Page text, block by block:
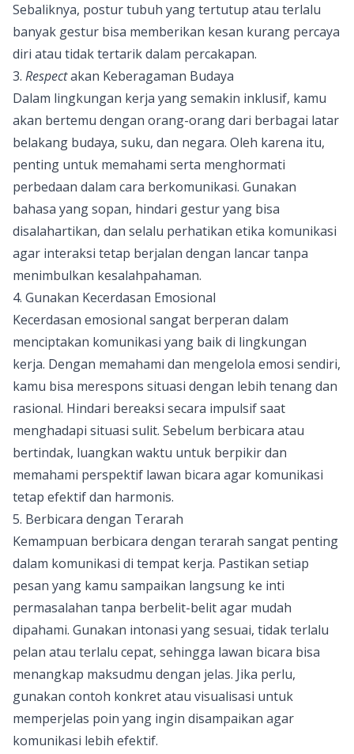
Sebaliknya, postur tubuh yang tertutup atau terlalu
banyak gestur bisa memberikan kesan kurang percaya
diri atau tidak tertarik dalam percakapan.
3. Respectakan Keberagaman Budaya
Dalam lingkungan kerja yang semakin inklusif, kamu
akan bertemu dengan orang-orang dari berbagai latar
belakang budaya, suku, dan negara. Oleh karena itu,
penting untuk memahami serta menghormati
perbedaan dalam cara berkomunikasi. Gunakan
bahasa yang sopan, hindari gestur yang bisa
disalahartikan, dan selalu perhatikan etika komunikasi
agar interaksi tetap berjalan dengan lancar tanpa
menimbulkan kesalahpahaman.
4. Gunakan Kecerdasan Emosional
Kecerdasan emosional sangat berperan dalam
menciptakan komunikasi yang baik di lingkungan
kerja. Dengan memahami dan mengelola emosi sendiri,
kamu bisa merespons situasi dengan lebih tenang dan
rasional. Hindari bereaksi secara impulsif saat
menghadapi situasi sulit. Sebelum berbicara atau
bertindak, luangkan waktu untuk berpikir dan
memahami perspektif lawan bicara agar komunikasi
tetap efektif dan harmonis.
5. Berbicara dengan Terarah
Kemampuan berbicara dengan terarah sangat penting
dalam komunikasi di tempat kerja. Pastikan setiap
pesan yang kamu sampaikan langsung ke inti
permasalahan tanpa berbelit-belit agar mudah
dipahami. Gunakan intonasi yang sesuai, tidak terlalu
pelan atau terlalu cepat, sehingga lawan bicara bisa
menangkap maksudmu dengan jelas. Jika perlu,
gunakan contoh konkret atau visualisasi untuk
memperjelas poin yang ingin disampaikan agar
komunikasi lebih efektif.